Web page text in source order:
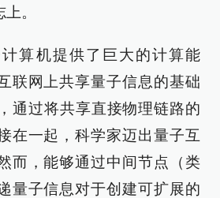
。
算机提供了巨大的计算能
联网上共享量子信息的基础
通过将共享直接物理链路的
在一起，科学家迈出量子互
而，能够通过中间节点（类
量子信息对于创建可扩展的